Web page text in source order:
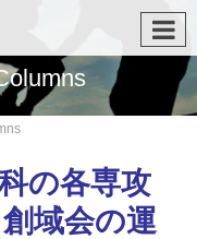
の各専攻
域会の運